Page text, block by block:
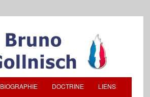
BIOGRAPHIE DOCTRINE LIENS